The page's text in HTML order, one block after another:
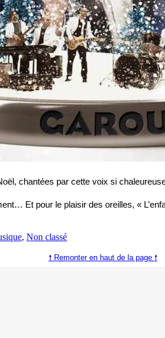
chantées par cette voix si
Et pour le plaisir des oreilles, «
, Non classé
🠕 Remonter en haut de la page 🠕